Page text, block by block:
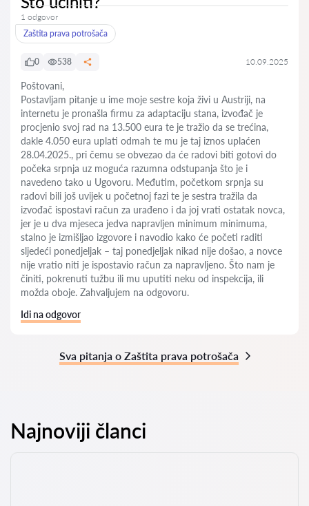
1 odgovor
Zaštita prava potrošača
0 538 10.09.2025
Poštovani,
Postavljam pitanje u ime moje sestre koja živi u Austriji, na
internetu je pronašla firmu za adaptaciju stana, izvođač je
procjenio svoj rad na 13.500 eura te je tražio da se trećina,
dakle 4.050 eura uplati odmah te mu je taj iznos uplaćen
28.04.2025., pri čemu se obvezao da će radovi biti gotovi do
počeka srpnja uz moguća razumna odstupanja što je i
navedeno tako u Ugovoru. Međutim, početkom srpnja su
radovi bili još uvijek u početnoj fazi te je sestra tražila da
izvođač ispostavi račun za urađeno i da joj vrati ostatak novca,
jer je u dva mjeseca jedva napravljen minimum minimuma,
stalno je izmišljao izgovore i navodio kako će početi raditi
sljedeći ponedjeljak – taj ponedjeljak nikad nije došao, a novce
nije vratio niti je ispostavio račun za napravljeno. Što nam je
činiti, pokrenuti tužbu ili mu uputiti neku od inspekcija, ili
možda oboje. Zahvaljujem na odgovoru.
Idi na odgovor
Sva pitanja o Zaštita prava potrošača
Najnoviji članci